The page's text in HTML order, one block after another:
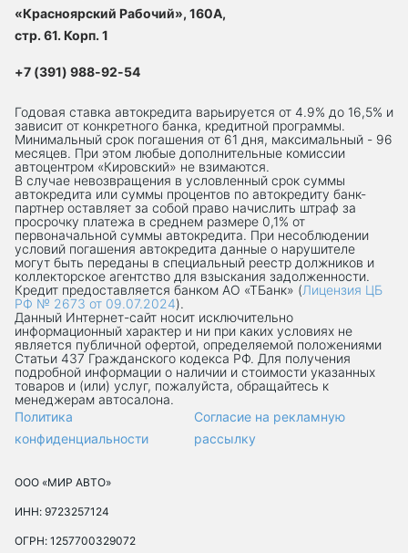
«Красноярский Рабочий», 160А,
стр. 61. Корп. 1
+7 (391) 988-92-54
Годовая ставка автокредита варьируется от 4.9% до 16,5% и
зависит от конкретного банка, кредитной программы.
Минимальный срок погашения от 61 дня, максимальный - 96
месяцев. При этом любые дополнительные комиссии
автоцентром «Кировский» не взимаются.
В случае невозвращения в условленный срок суммы
автокредита или суммы процентов по автокредиту банк-
партнер оставляет за собой право начислить штраф за
просрочку платежа в среднем размере 0,1% от
первоначальной суммы автокредита. При несоблюдении
условий погашения автокредита данные о нарушителе
могут быть переданы в специальный реестр должников и
коллекторское агентство для взыскания задолженности.
Кредит предоставляется банком АО «ТБанк» (Лицензия ЦБ
РФ № 2673 от 09.07.2024).
Данный Интернет-сaйт носит исключительно
информационный характер и ни при каких условиях не
является публичной офертой, определяемой положениями
Статьи 437 Гражданского кодекса РФ. Для получения
подробной информации о наличии и стоимости указанных
товаров и (или) услуг, пожалуйста, обращайтесь к
менеджерам автосалона.
Политика
конфиденциальности
Согласие на рекламную
рассылку
ООО «МИР АВТО»
ИНН: 9723257124
ОГРН: 1257700329072